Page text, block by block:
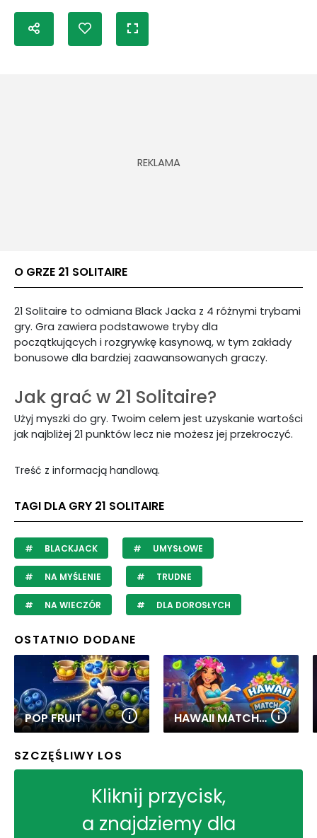
O GRZE 21 SOLITAIRE
21 Solitaire to odmiana Black Jacka z 4 różnymi trybami
gry. Gra zawiera podstawowe tryby dla
początkujących i rozgrywkę kasynową, w tym zakłady
bonusowe dla bardziej zaawansowanych graczy.
Jak grać w 21 Solitaire?
Użyj myszki do gry. Twoim celem jest uzyskanie wartości
jak najbliżej 21 punktów lecz nie możesz jej przekroczyć.
Treść z informacją handlową.
TAGI DLA GRY 21 SOLITAIRE
BLACKJACK UMYSŁOWE
NA MYŚLENIE TRUDNE
NA WIECZÓR DLA DOROSŁYCH
OSTATNIO DODANE
POP FRUIT HAWAII MATCH 6
SZCZĘŚLIWY LOS
Kliknij przycisk,
a znajdziemy dla